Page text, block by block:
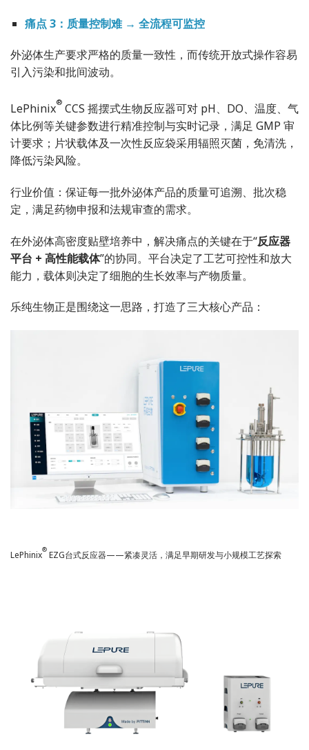
痛点 3：质量控制难 → 全流程可监控
外泌体生产要求严格的质量一致性，而传统开放式操作容易
引入污染和批间波动。
LePhinix® CCS 摇摆式生物反应器可对 pH、DO、温度、气
体比例等关键参数进行精准控制与实时记录，满足 GMP 审
计要求；片状载体及一次性反应袋采用辐照灭菌，免清洗，
降低污染风险。
行业价值：保证每一批外泌体产品的质量可追溯、批次稳
定，满足药物申报和法规审查的需求。
在外泌体高密度贴壁培养中，解决痛点的关键在于“反应器
平台 + 高性能载体”的协同。平台决定了工艺可控性和放大
能力，载体则决定了细胞的生长效率与产物质量。
乐纯生物正是围绕这一思路，打造了三大核心产品：
LePhinix® EZG台式反应器——紧凑灵活，满足早期研发与小规模工艺探索